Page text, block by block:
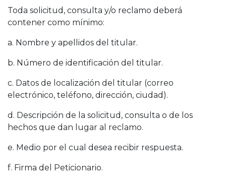
Toda solicitud, consulta y/o reclamo deberá
contener como mínimo:
a. Nombre y apellidos del titular.
b. Número de identificación del titular.
c. Datos de localización del titular (correo
electrónico, teléfono, dirección, ciudad).
d. Descripción de la solicitud, consulta o de los
hechos que dan lugar al reclamo.
e. Medio por el cual desea recibir respuesta.
f. Firma del Peticionario.